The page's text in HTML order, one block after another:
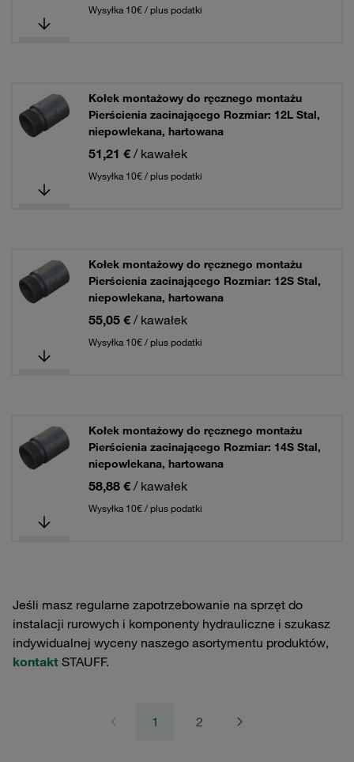
Wysyłka 10€ / plus podatki
Kołek montażowy do ręcznego montażu
Pierścienia zacinającego Rozmiar: 12L Stal,
niepowlekana, hartowana
51,21 € / kawałek
Wysyłka 10€ / plus podatki
Kołek montażowy do ręcznego montażu
Pierścienia zacinającego Rozmiar: 12S Stal,
niepowlekana, hartowana
55,05 € / kawałek
Wysyłka 10€ / plus podatki
Kołek montażowy do ręcznego montażu
Pierścienia zacinającego Rozmiar: 14S Stal,
niepowlekana, hartowana
58,88 € / kawałek
Wysyłka 10€ / plus podatki
Jeśli masz regularne zapotrzebowanie na sprzęt do
instalacji rurowych i komponenty hydrauliczne i szukasz
indywidualnej wyceny naszego asortymentu produktów,
kontakt STAUFF.
1 2